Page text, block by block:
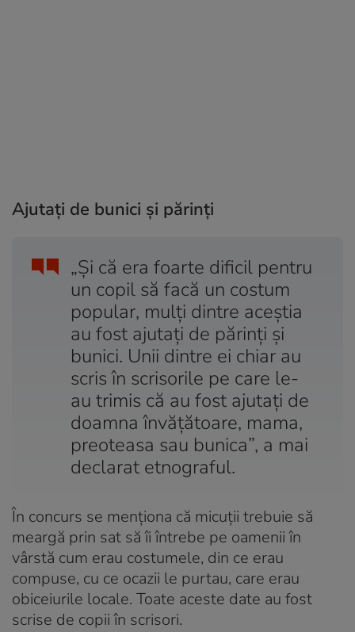
Ajutați de bunici și părinți
„Și că era foarte dificil pentru
un copil să facă un costum
popular, mulți dintre aceștia
au fost ajutați de părinți și
bunici. Unii dintre ei chiar au
scris în scrisorile pe care le-
au trimis că au fost ajutați de
doamna învățătoare, mama,
preoteasa sau bunica”, a mai
declarat etnograful.
În concurs se menționa că micuții trebuie să
meargă prin sat să îi întrebe pe oamenii în
vârstă cum erau costumele, din ce erau
compuse, cu ce ocazii le purtau, care erau
obiceiurile locale. Toate aceste date au fost
scrise de copii în scrisori.